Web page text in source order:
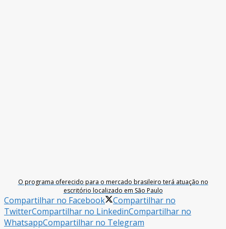
O programa oferecido para o mercado brasileiro terá atuação no
escritório localizado em São Paulo
Compartilhar no Facebook
Compartilhar no
TwitterCompartilhar no LinkedinCompartilhar no
WhatsappCompartilhar no Telegram